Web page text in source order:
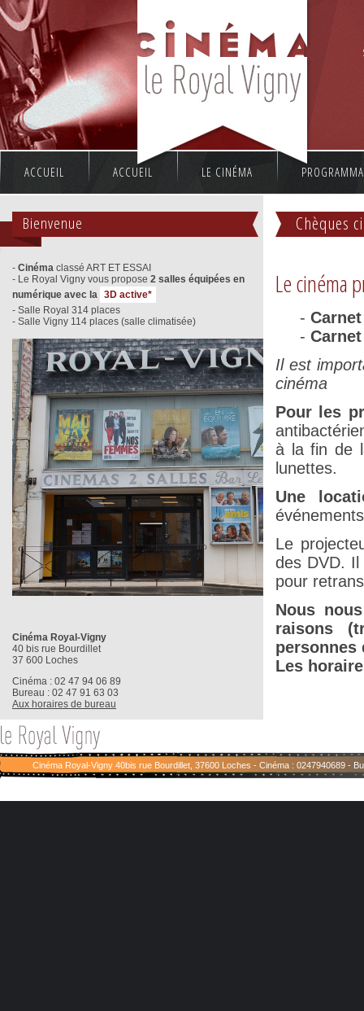
ACCUEIL ACCUEIL LE CINÉMA
Bienvenue
- Cinéma classé ART ET ESSAI
- Le Royal Vigny vous propose 2 salles équipées en
numérique avec la 3D active*
- Salle Royal 314 places
- Salle Vigny 114 places (salle climatisée)
Cinéma Royal-Vigny
40 bis rue Bourdillet
37 600 Loches
Cinéma : 02 47 94 06 89
Bureau : 02 47 91 63 03
Aux horaires de bureau
Chèques
Le cinéma
-
-
Il est
cinéma
Pour les
à la fin de
lunettes.
Une
Le
des DVD. Il
pour
Nous
raisons
personnes
Les
Cinéma Royal-Vigny 40bis rue Bourdillet, 37600 Loches - Cinéma : 0247940689 -